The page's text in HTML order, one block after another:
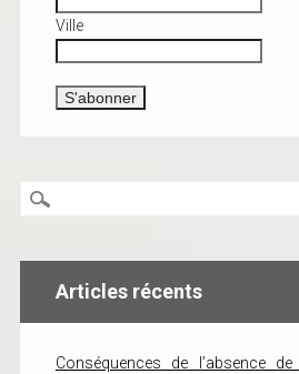
Ville
Articles récents
Conséquences de l’absence